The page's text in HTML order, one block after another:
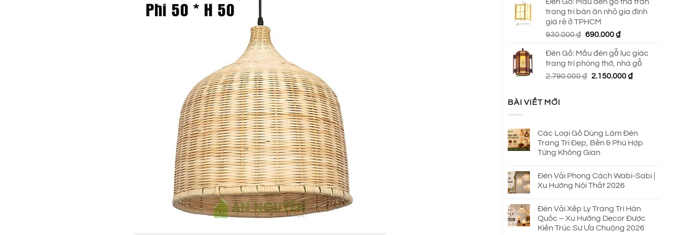
là:
990.000 ₫.
tại
là:
trang trí bàn ăn nhỏ gia đình
giá rẻ ở TPHCM
930.000₫ Giá
là:
930.000 ₫.
690.000₫Giá
tại
là:
690.000 ₫.
Đèn Gỗ: Mẫu đèn gỗ lục giác
trang trí phòng thờ, nhà gỗ
2.790.000₫ Giá
2.150.000₫Giá
BÀI VIẾT MỚI
Các Loại Gỗ Dùng Làm Đèn
Trang Trí Đẹp, Bền & Phù Hợp
Từng Không Gian
Đèn Vải Phong Cách Wabi-Sabi |
Xu Hướng Nội Thất 2026
Đèn Vải Xếp Ly Trang Trí Hàn
Quốc – Xu Hướng Decor Được
Kiến Trúc Sư Ưa Chuộng 2026